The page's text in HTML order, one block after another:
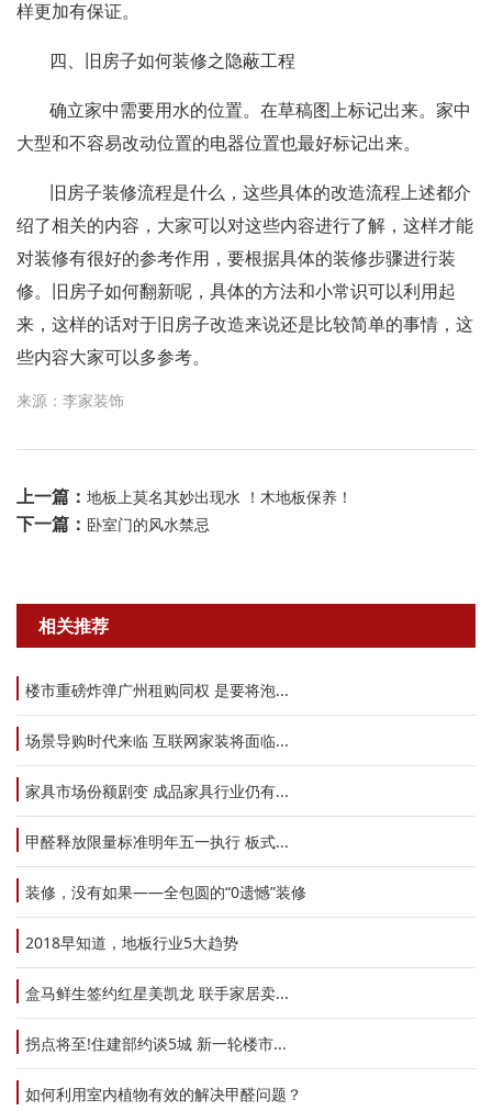
样更加有保证。
四、旧房子如何装修之隐蔽工程
确立家中需要用水的位置。在草稿图上标记出来。家中
大型和不容易改动位置的电器位置也最好标记出来。
旧房子装修流程是什么，这些具体的改造流程上述都介
绍了相关的内容，大家可以对这些内容进行了解，这样才能
对装修有很好的参考作用，要根据具体的装修步骤进行装
修。旧房子如何翻新呢，具体的方法和小常识可以利用起
来，这样的话对于旧房子改造来说还是比较简单的事情，这
些内容大家可以多参考。
来源：李家装饰
上一篇： 地板上莫名其妙出现水 ！木地板保养！
下一篇： 卧室门的风水禁忌
相关推荐
楼市重磅炸弹广州租购同权 是要将泡...
场景导购时代来临 互联网家装将面临...
家具市场份额剧变 成品家具行业仍有...
甲醛释放限量标准明年五一执行 板式...
装修，没有如果——全包圆的“0遗憾”装修
2018早知道，地板行业5大趋势
盒马鲜生签约红星美凯龙 联手家居卖...
拐点将至!住建部约谈5城 新一轮楼市...
如何利用室内植物有效的解决甲醛问题？